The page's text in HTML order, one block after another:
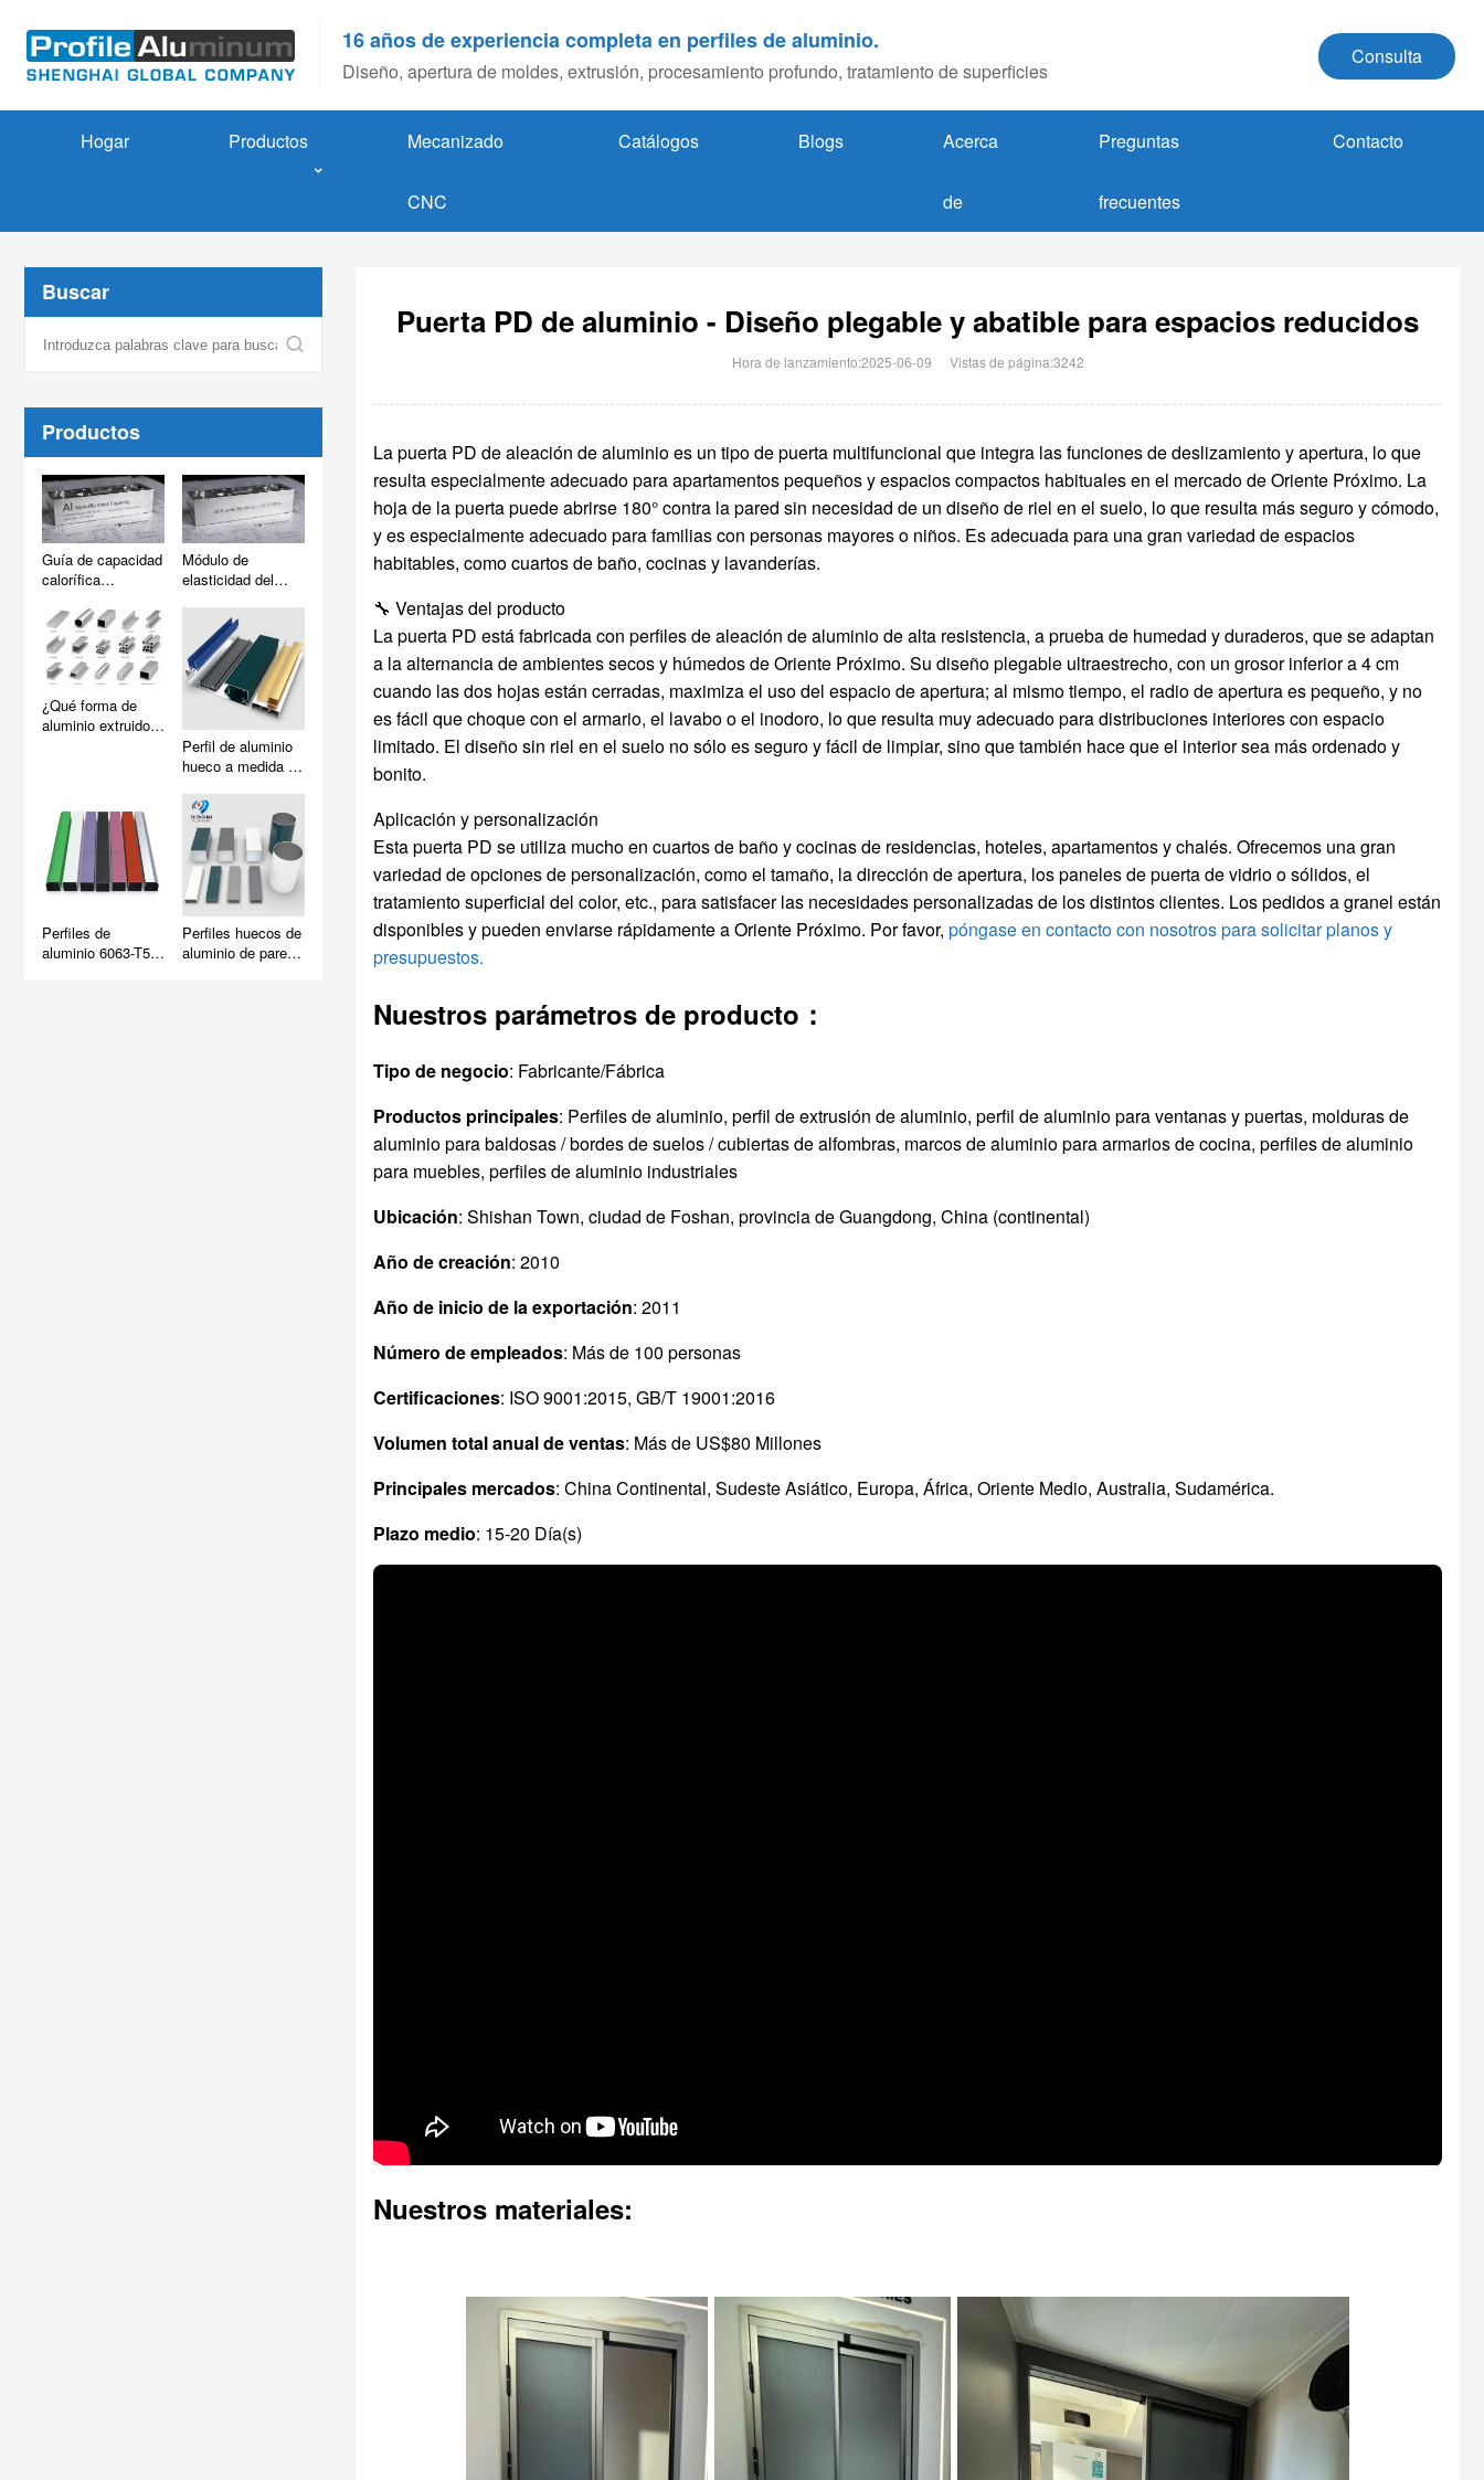
16 años de experiencia completa en perfiles de aluminio.
Diseño, apertura de moldes, extrusión, procesamiento profundo, tratamiento de superficies
Consulta
Hogar Productos Mecanizado
CNC
Catálogos Blogs Acerca
de
Preguntas
frecuentes
Contacto
Buscar
Productos
Guía de capacidad
calorífica
aluminio
Módulo de
elasticidad del
de Young)
¿Qué forma de
aluminio extruido
Perfil de aluminio
hueco a medida |
fábrica y fabricante
Perfiles de
aluminio 6063-T5
Perfiles huecos de
aluminio de pared
Puerta PD de aluminio - Diseño plegable y abatible para espacios reducidos
Hora de lanzamiento:2025-06-09 Vistas de página:3242
La puerta PD de aleación de aluminio es un tipo de puerta multifuncional que integra las funciones de deslizamiento y apertura, lo que
resulta especialmente adecuado para apartamentos pequeños y espacios compactos habituales en el mercado de Oriente Próximo. La
hoja de la puerta puede abrirse 180° contra la pared sin necesidad de un diseño de riel en el suelo, lo que resulta más seguro y cómodo,
y es especialmente adecuado para familias con personas mayores o niños. Es adecuada para una gran variedad de espacios
habitables, como cuartos de baño, cocinas y lavanderías.
🔧 Ventajas del producto
La puerta PD está fabricada con perfiles de aleación de aluminio de alta resistencia, a prueba de humedad y duraderos, que se adaptan
a la alternancia de ambientes secos y húmedos de Oriente Próximo. Su diseño plegable ultraestrecho, con un grosor inferior a 4 cm
cuando las dos hojas están cerradas, maximiza el uso del espacio de apertura; al mismo tiempo, el radio de apertura es pequeño, y no
es fácil que choque con el armario, el lavabo o el inodoro, lo que resulta muy adecuado para distribuciones interiores con espacio
limitado. El diseño sin riel en el suelo no sólo es seguro y fácil de limpiar, sino que también hace que el interior sea más ordenado y
bonito.
Aplicación y personalización
Esta puerta PD se utiliza mucho en cuartos de baño y cocinas de residencias, hoteles, apartamentos y chalés. Ofrecemos una gran
variedad de opciones de personalización, como el tamaño, la dirección de apertura, los paneles de puerta de vidrio o sólidos, el
tratamiento superficial del color, etc., para satisfacer las necesidades personalizadas de los distintos clientes. Los pedidos a granel están
disponibles y pueden enviarse rápidamente a Oriente Próximo. Por favor, póngase en contacto con nosotros para solicitar planos y
presupuestos.
Nuestros parámetros de producto：
Tipo de negocio: Fabricante/Fábrica
Productos principales: Perfiles de aluminio, perfil de extrusión de aluminio, perfil de aluminio para ventanas y puertas, molduras de
aluminio para baldosas / bordes de suelos / cubiertas de alfombras, marcos de aluminio para armarios de cocina, perfiles de aluminio
para muebles, perfiles de aluminio industriales
Ubicación: Shishan Town, ciudad de Foshan, provincia de Guangdong, China (continental)
Año de creación: 2010
Año de inicio de la exportación: 2011
Número de empleados: Más de 100 personas
Certificaciones: ISO 9001:2015, GB/T 19001:2016
Volumen total anual de ventas: Más de US$80 Millones
Principales mercados: China Continental, Sudeste Asiático, Europa, África, Oriente Medio, Australia, Sudamérica.
Plazo medio: 15-20 Día(s)
Nuestros materiales: